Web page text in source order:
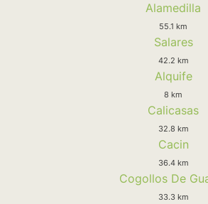
Alamedilla
55.1 km
Salares
42.2 km
Alquife
8 km
Calicasas
32.8 km
Cacin
36.4 km
Cogollos De
33.3 km